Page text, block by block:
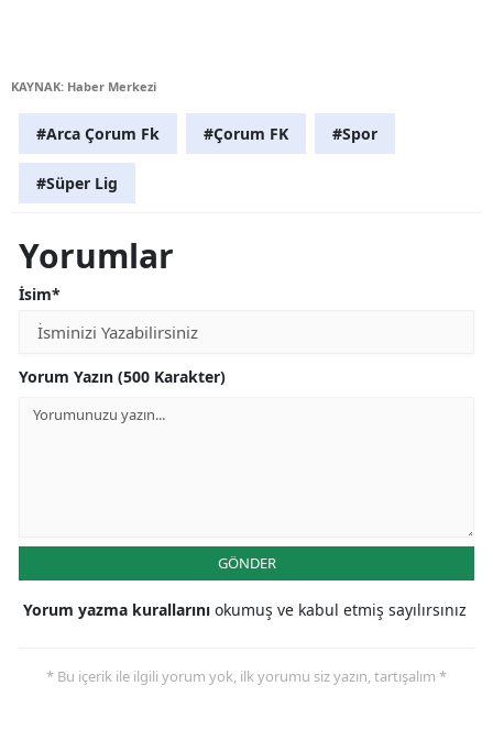
KAYNAK: Haber Merkezi
#Arca Çorum Fk #Çorum FK #Spor
#Süper Lig
Yorumlar
İsim*
Yorum Yazın (500 Karakter)
GÖNDER
Yorum yazma kurallarını okumuş ve kabul etmiş sayılırsınız
* Bu içerik ile ilgili yorum yok, ilk yorumu siz yazın, tartışalım *